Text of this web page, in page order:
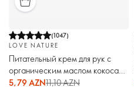
(1047)
LOVE NATURE
Питательный крем для рук с
органическим маслом кокоса
Love Nature
5,79 AZN11,10 AZN